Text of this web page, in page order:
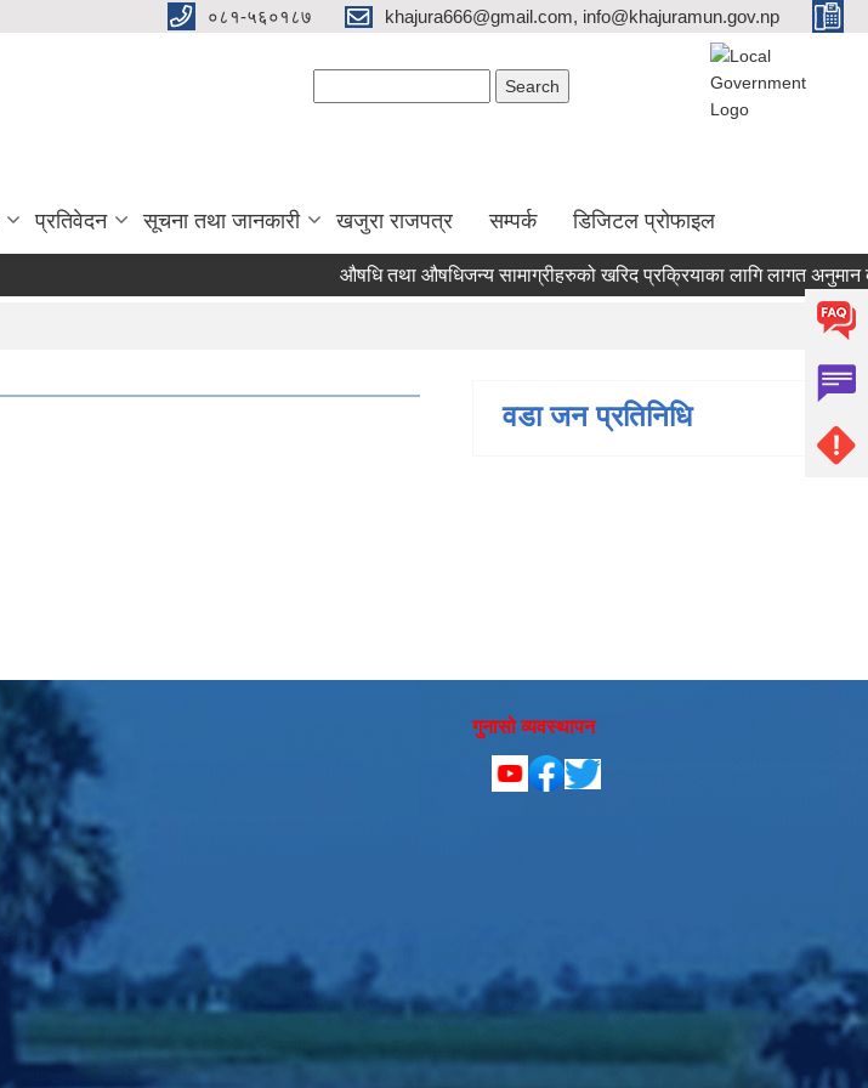
०८१-५६०१८७ khajura666@gmail.com, info@khajuramun.gov.np
प्रतिवेदन सूचना तथा जानकारी खजुरा राजपत्र सम्पर्क डिजिटल प्रोफाइल
औषधि तथा औषधिजन्य सामाग्रीहरुको खरिद प्रक्रियाका लागि लागत अनुमान
वडा जन प्रतिनिधि
गुनासो व्यवस्थापन